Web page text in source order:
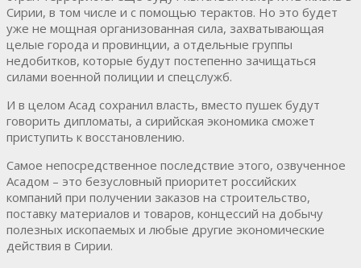
Сирии, в том числе и с помощью терактов. Но это будет
уже не мощная организованная сила, захватывающая
целые города и провинции, а отдельные группы
недобитков, которые будут постепенно зачищаться
силами военной полиции и спецслужб.
И в целом Асад сохранил власть, вместо пушек будут
говорить дипломаты, а сирийская экономика сможет
приступить к восстановлению.
Самое непосредственное последствие этого, озвученное
Асадом – это безусловный приоритет российских
компаний при получении заказов на строительство,
поставку материалов и товаров, концессий на добычу
полезных ископаемых и любые другие экономические
действия в Сирии.